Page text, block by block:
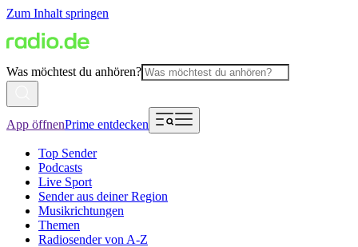
Zum Inhalt springen
Was möchtest du anhören?
App öffnenPrime entdecken
Top Sender
Podcasts
Live Sport
Sender aus deiner Region
Musikrichtungen
Themen
Radiosender von A-Z